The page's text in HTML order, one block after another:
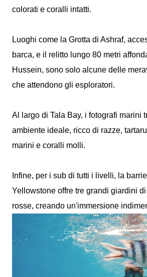
colorati e coralli intatti.
Luoghi come la Grotta di Ashraf,
barca, e il relitto lungo 80 metri
Hussein, sono solo alcune delle
che attendono gli esploratori.
Al largo di Tala Bay, i fotografi marini
ambiente ideale, ricco di razze,
marini e coralli molli.
Infine, per i sub di tutti i livelli, la
Yellowstone offre tre grandi giardini
rosse, creando un'immersione